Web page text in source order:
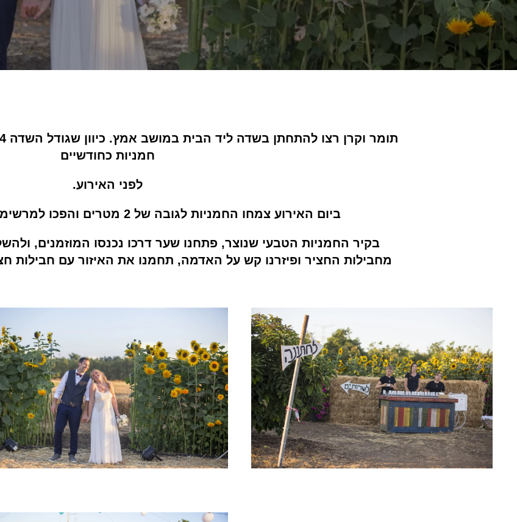
חמניות כחודשיים
לפני האירוע.
ביום האירוע צמחו החמניות לגובה של 2 מטרים והפכו למרשימות ומעוררות התפעלות.
בקיר החמניות הטבעי שנוצר, פתחנו שער דרכו נכנסו המוזמנים,
מחבילות החציר ופיזרנו קש על האדמה, תחמנו את האיזור עם חבילות